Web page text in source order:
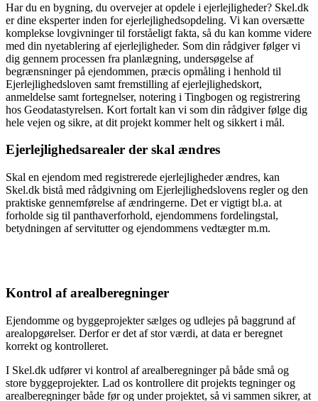
Har du en bygning, du overvejer at opdele i ejerlejligheder? Skel.dk
er dine eksperter inden for ejerlejlighedsopdeling. Vi kan oversætte
komplekse lovgivninger til forståeligt fakta, så du kan komme videre
med din nyetablering af ejerlejligheder. Som din rådgiver følger vi
dig gennem processen fra planlægning, undersøgelse af
begrænsninger på ejendommen, præcis opmåling i henhold til
Ejerlejlighedsloven samt fremstilling af ejerlejlighedskort,
anmeldelse samt fortegnelser, notering i Tingbogen og registrering
hos Geodatastyrelsen. Kort fortalt kan vi som din rådgiver følge dig
hele vejen og sikre, at dit projekt kommer helt og sikkert i mål.
Ejerlejlighedsarealer der skal ændres
Skal en ejendom med registrerede ejerlejligheder ændres, kan
Skel.dk bistå med rådgivning om Ejerlejlighedslovens regler og den
praktiske gennemførelse af ændringerne. Det er vigtigt bl.a. at
forholde sig til panthaverforhold, ejendommens fordelingstal,
betydningen af servitutter og ejendommens vedtægter m.m.
Kontrol af arealberegninger
Ejendomme og byggeprojekter sælges og udlejes på baggrund af
arealopgørelser. Derfor er det af stor værdi, at data er beregnet
korrekt og kontrolleret.
I Skel.dk udfører vi kontrol af arealberegninger på både små og
store byggeprojekter. Lad os kontrollere dit projekts tegninger og
arealberegninger både før og under projektet, så vi sammen sikrer, at